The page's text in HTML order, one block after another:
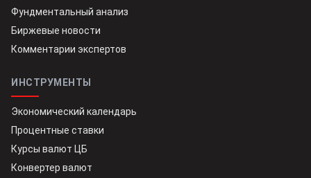
Фундментальный анализ
Биржевые новости
Комментарии экспертов
ИНСТРУМЕНТЫ
Экономический календарь
Процентные ставки
Курсы валют ЦБ
Конвертер валют